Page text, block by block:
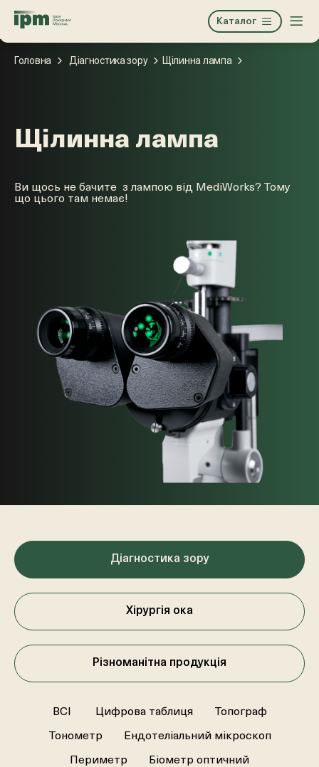
Каталог
Головна Діагностика зору Щілинна лампа
Щілинна лампа
Ви щось не бачите з лампою від MediWorks? Тому
що цього там немає!
Діагностика зору
Хірургія ока
Різноманітна продукція
ВСІ Цифрова таблиця Топограф
Тонометр Ендотеліальний мікроскоп
Периметр Біометр оптичний